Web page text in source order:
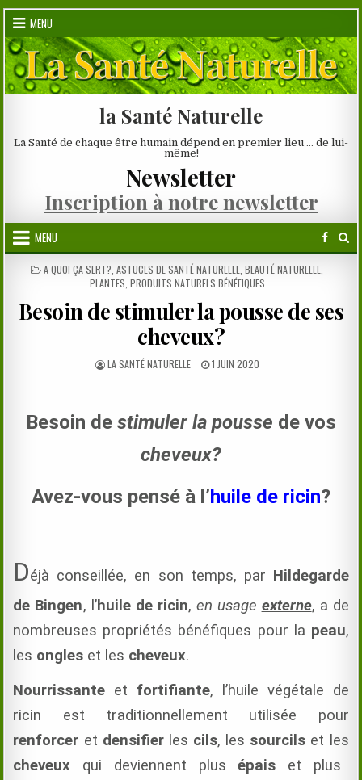
Skip
content
MENU
la Santé Naturelle
La Santé de chaque être humain dépend en premier lieu … de lui-
même!
Newsletter
Inscription à notre newsletter
MENU
POSTED
A QUOI ÇA SERT? ASTUCES DE SANTÉ NATURELLE BEAUTÉ NATURELLE
PLANTES PRODUITS NATURELS BÉNÉFIQUES
Besoin de stimuler la pousse de ses
cheveux?
AUTHOR:
LA SANTÉ NATURELLE
PUBLISHED
1 JUIN 2020
Besoin de stimuler la pousse de vos
cheveux?
Avez-vous pensé à l’huile de ricin?
Déjà conseillée, en son temps, par Hildegarde
de Bingen, l’huile de ricin, en usage externe, a de
nombreuses propriétés bénéfiques pour la peau,
les ongles et les cheveux.
Nourrissante et fortifiante, l’huile végétale de
ricin est traditionnellement utilisée pour
renforcer et densifierles cils, les sourcils et les
cheveux qui deviennent plusépais et plus